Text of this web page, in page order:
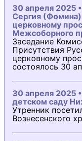
30 апреля 2025
Сергия (Фомина)
церковному
Межсоборного
Заседание
Присутствия
церковному
состоялось 30
30 апреля 2025
детском саду
Утренник
Вознесенского